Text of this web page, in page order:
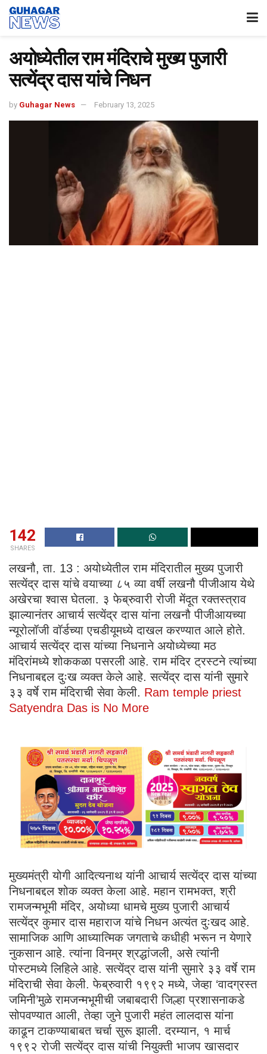
अयोध्येतील राम मंदिराचे मुख्य पुजारी
सत्येंद्र दास यांचे निधन
by Guhagar News February 13, 2025
142
SHARES
लखनौ, ता. 13 : अयोध्येतील राम मंदिरातील मुख्य पुजारी
सत्येंद्र दास यांचे वयाच्या ८५ व्या वर्षी लखनौ पीजीआय येथे
अखेरचा श्वास घेतला. ३ फेब्रुवारी रोजी मेंदूत रक्तस्त्राव
झाल्यानंतर आचार्य सत्येंद्र दास यांना लखनौ पीजीआयच्या
न्यूरोलॉजी वॉर्डच्या एचडीयूमध्ये दाखल करण्यात आले होते.
आचार्य सत्येंद्र दास यांच्या निधनाने अयोध्येच्या मठ
मंदिरांमध्ये शोककळा पसरली आहे. राम मंदिर ट्रस्टने त्यांच्या
निधनाबद्दल दुःख व्यक्त केले आहे. सत्येंद्र दास यांनी सुमारे
३३ वर्षे राम मंदिराची सेवा केली. Ram temple priest
Satyendra Das is No More
मुख्यमंत्री योगी आदित्यनाथ यांनी आचार्य सत्येंद्र दास यांच्या
निधनाबद्दल शोक व्यक्त केला आहे. महान रामभक्त, श्री
रामजन्मभूमी मंदिर, अयोध्या धामचे मुख्य पुजारी आचार्य
सत्येंद्र कुमार दास महाराज यांचे निधन अत्यंत दुःखद आहे.
सामाजिक आणि आध्यात्मिक जगताचे कधीही भरून न येणारे
नुकसान आहे. त्यांना विनम्र श्रद्धांजली, असे त्यांनी
पोस्टमध्ये लिहिले आहे. सत्येंद्र दास यांनी सुमारे ३३ वर्षे राम
मंदिराची सेवा केली. फेब्रुवारी १९९२ मध्ये, जेव्हा ‘वादग्रस्त
जमिनी’मुळे रामजन्मभूमीची जबाबदारी जिल्हा प्रशासनाकडे
सोपवण्यात आली, तेव्हा जुने पुजारी महंत लालदास यांना
काढून टाकण्याबाबत चर्चा सुरू झाली. दरम्यान, १ मार्च
१९९२ रोजी सत्येंद्र दास यांची नियुक्ती भाजप खासदार